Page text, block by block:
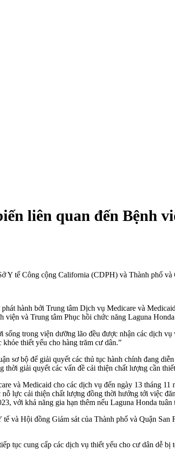
liên quan đến Bệnh
tế Công cộng California (CDPH) và Thành phố và
hành bởi Trung tâm Dịch vụ Medicare và
và Trung tâm Phục hồi chức năng Laguna
sống trong viện dưỡng lão đều được nhận các dịch
thiết yếu cho hàng trăm cư dân.”
sơ bộ để giải quyết các thủ tục hành chính đang
giải quyết các vấn đề cải thiện chất lượng cần
và Medicaid cho các dịch vụ đến ngày 13 tháng
lực cải thiện chất lượng đồng thời hướng tới việc
với khả năng gia hạn thêm nếu Laguna Honda
và Hội đồng Giám sát của Thành phố và Quận
tục cung cấp các dịch vụ thiết yếu cho cư dân dễ bị